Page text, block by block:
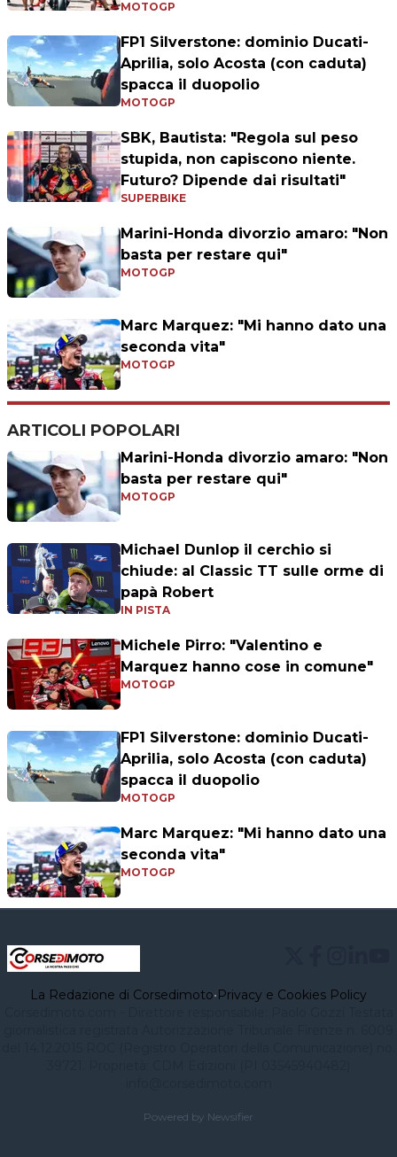
MOTOGP
FP1 Silverstone: dominio Ducati-
Aprilia, solo Acosta (con caduta)
spacca il duopolio
MOTOGP
SBK, Bautista: "Regola sul peso
stupida, non capiscono niente.
Futuro? Dipende dai risultati"
SUPERBIKE
Marini-Honda divorzio amaro: "Non
basta per restare qui"
MOTOGP
Marc Marquez: "Mi hanno dato una
seconda vita"
MOTOGP
ARTICOLI POPOLARI
Marini-Honda divorzio amaro: "Non
basta per restare qui"
MOTOGP
Michael Dunlop il cerchio si
chiude: al Classic TT sulle orme di
papà Robert
IN PISTA
Michele Pirro: "Valentino e
Marquez hanno cose in comune"
MOTOGP
FP1 Silverstone: dominio Ducati-
Aprilia, solo Acosta (con caduta)
spacca il duopolio
MOTOGP
Marc Marquez: "Mi hanno dato una
seconda vita"
MOTOGP
La Redazione di Corsedimoto•Privacy e Cookies Policy
Powered by Newsifier